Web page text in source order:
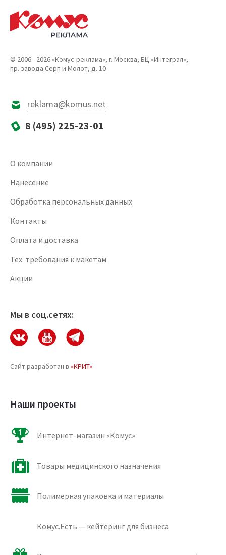
© 2006 - 2026 «Комус-реклама», г. Москва, БЦ «Интеграл»,
пр. завода Серп и Молот, д. 10
reklama@komus.net
8 (495) 225-23-01
О компании
Нанесение
Обработка персональных данных
Контакты
Оплата и доставка
Тех. требования к макетам
Акции
Мы в соц.сетях:
Сайт разработан в «КРИТ»
Наши проекты
Интернет-магазин «Комус»
Товары медицинского назначения
Полимерная упаковка и материалы
Комус.Есть — кейтеринг для бизнеса